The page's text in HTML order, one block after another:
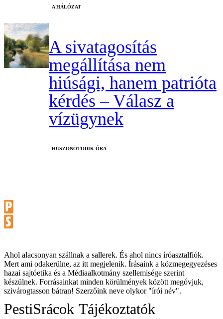
A HÁLÓZAT
A sivatagosítás
megállítása nem
hiúsági, hanem patrióta
kérdés – Válasz a
vízügynek
HUSZONÖTÖDIK ÓRA
Ahol alacsonyan szállnak a sallerek. És ahol nincs íróasztalfiók.
Mert ami odakerülne, az itt megjelenik. Írásaink a közmegegyezéses
hazai sajtóetika és a Médiaalkotmány szellemisége szerint
készülnek. Forrásainkat minden körülmények között megóvjuk,
szivárogtasson bátran! Szerzőink neve olykor "írói név".
PestiSrácok Tájékoztatók